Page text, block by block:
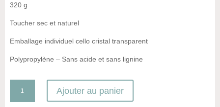
320 g
Toucher sec et naturel
Emballage individuel cello cristal transparent
Polypropylène – Sans acide et sans lignine
Ajouter au panier